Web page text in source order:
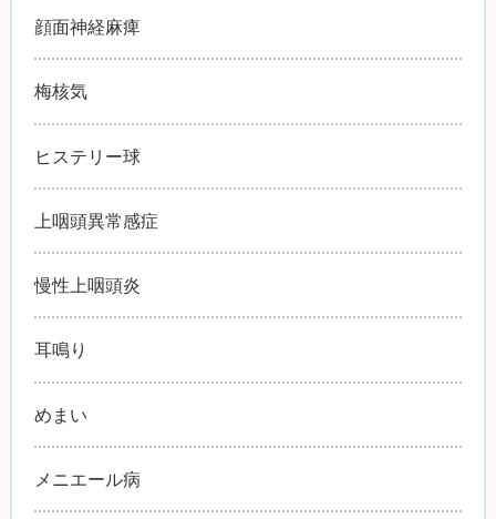
顔面神経麻痺
梅核気
ヒステリー球
上咽頭異常感症
慢性上咽頭炎
耳鳴り
めまい
メニエール病